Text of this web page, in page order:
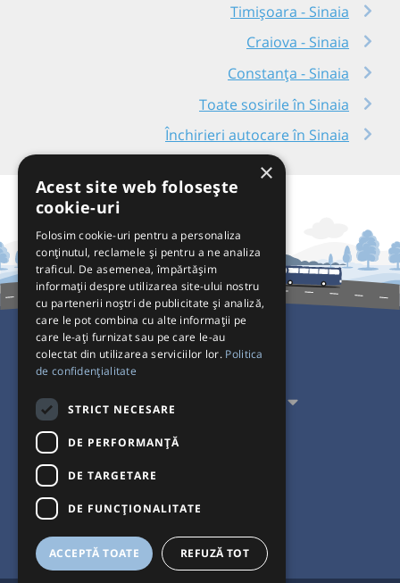
Timișoara - Sinaia
Craiova - Sinaia
Constanța - Sinaia
Toate sosirile în Sinaia
Închirieri autocare în Sinaia
Pentru Călători
Pentru Transportatori
Interacționăm
Acceptăm plăți cu
×
Acest site web folosește
cookie-uri
Folosim cookie-uri pentru a personaliza
conținutul, reclamele și pentru a ne analiza
traficul. De asemenea, împărtășim
informații despre utilizarea site-ului nostru
cu partenerii noștri de publicitate și analiză,
care le pot combina cu alte informații pe
care le-ați furnizat sau pe care le-au
colectat din utilizarea serviciilor lor. Politica
de confidențialitate
STRICT NECESARE
DE PERFORMANȚĂ
DE TARGETARE
DE FUNCŢIONALITATE
ACCEPTĂ TOATE REFUZĂ TOT